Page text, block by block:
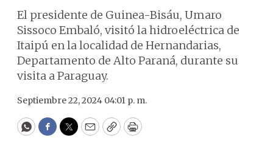
El presidente de Guinea-Bisáu, Umaro
Sissoco Embaló, visitó la hidroeléctrica de
Itaipú en la localidad de Hernandarias,
Departamento de Alto Paraná, durante su
visita a Paraguay.
Septiembre 22, 2024 04:01 p. m.
WhatsApp
Facebook
Twitter
EmailCopyPrint